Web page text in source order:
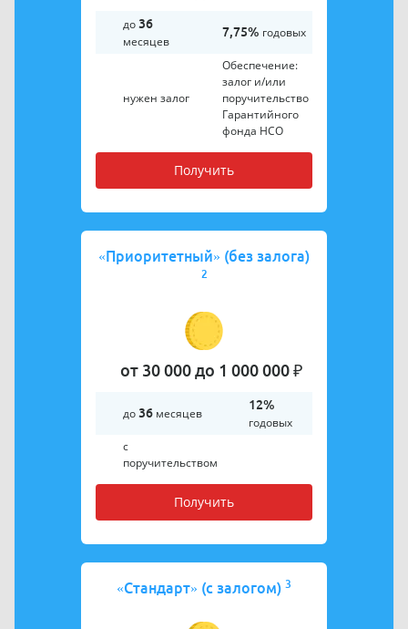
до36
месяцев
7,75% годовых
нужен залог
Обеспечение:
залог и/или
поручительство
Гарантийного
фонда НСО
Получить
«Приоритетный» (без залога)
2
от 30 000 до 1 000 000 ₽
до36 месяцев
12%
годовых
с
поручительством
Получить
«Стандарт» (с залогом) 3